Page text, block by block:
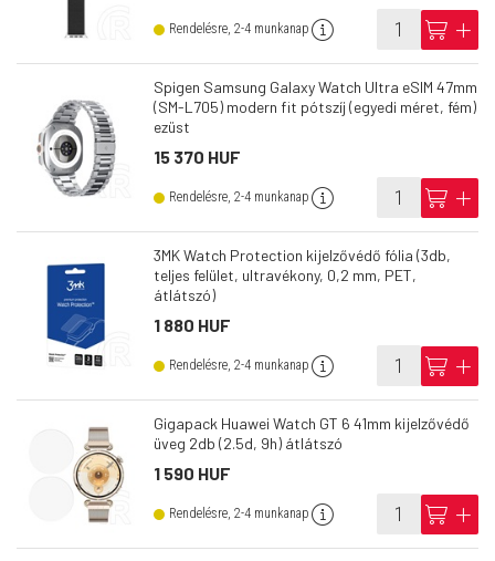
Rendelésre, 2-4 munkanap info cart add
Spigen Samsung Galaxy Watch Ultra eSIM 47mm
(SM-L705) modern fit pótszíj (egyedi méret, fém)
ezüst
15 370 HUF
Rendelésre, 2-4 munkanap info cart add
3MK Watch Protection kijelzővédő fólia (3db,
teljes felület, ultravékony, 0,2 mm, PET,
átlátszó)
1 880 HUF
Rendelésre, 2-4 munkanap info cart add
Gigapack Huawei Watch GT 6 41mm kijelzővédő
üveg 2db (2.5d, 9h) átlátszó
1 590 HUF
Rendelésre, 2-4 munkanap info cart add